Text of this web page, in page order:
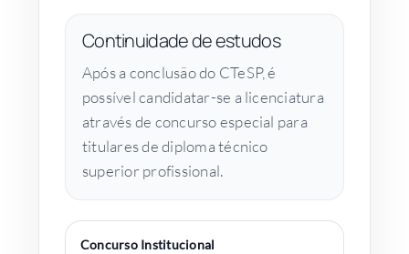
Continuidade de estudos
Após a conclusão do CTeSP, é
possível candidatar-se a licenciatura
através de concurso especial para
titulares de diploma técnico
superior profissional.
Concurso Institucional